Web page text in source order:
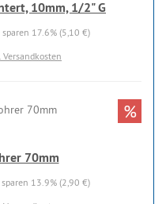
10mm, 1/2" G
sparen 17.6% (5,10 €)
Versandkosten
70mm
sparen 13.9% (2,90 €)
%